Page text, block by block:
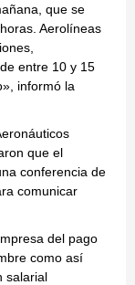
que se
Aerolíneas
entre 10 y 15
informó la
que el
conferencia de
comunicar
del pago
como así
salarial